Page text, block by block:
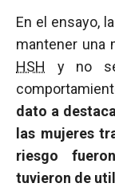
En el ensayo,
mantener una
HSH y no se
dato a
las mujeres
riesgo
tuvieron de